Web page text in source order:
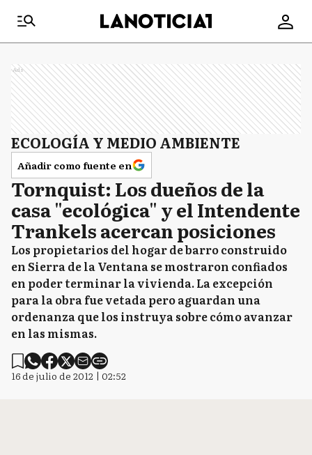
Ads
ECOLOGÍA Y MEDIO AMBIENTE
Añadir como fuente en
Tornquist: Los dueños de la
casa "ecológica" y el Intendente
Trankels acercan posiciones
Los propietarios del hogar de barro construido
en Sierra de la Ventana se mostraron confiados
en poder terminar la vivienda. La excepción
para la obra fue vetada pero aguardan una
ordenanza que los instruya sobre cómo avanzar
en las mismas.
16 de julio de 2012 | 02:52